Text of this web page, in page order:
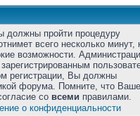
должны пройти процедуру
всего несколько минут,
возможности.
регистрации, Вы должны
форума. Помните, что Ваше
со всеми правилами.
о конфиденциальности